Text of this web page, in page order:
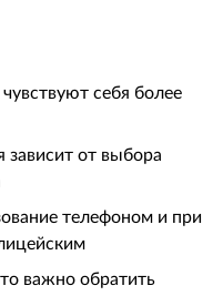
себя более
зависит от выбора
телефоном и при
важно обратить